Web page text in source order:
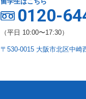
0120-
（平日 10:00〜17:30）
〒530-0015 大阪市北区中崎